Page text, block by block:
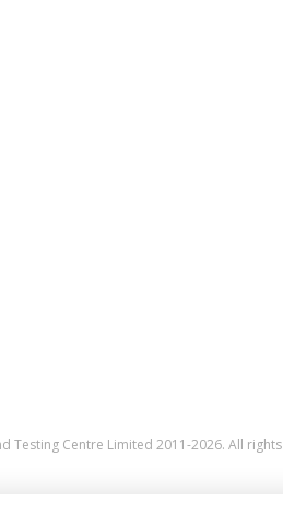
Testing Centre Limited 2011-2026. All rights